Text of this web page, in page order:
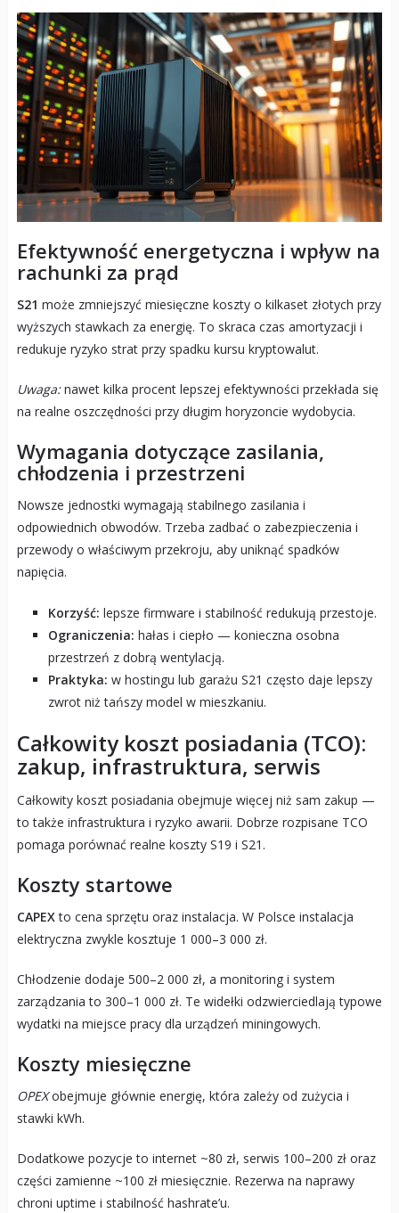
Efektywność energetyczna i wpływ na
rachunki za prąd
S21 może zmniejszyć miesięczne koszty o kilkaset złotych przy
wyższych stawkach za energię. To skraca czas amortyzacji i
redukuje ryzyko strat przy spadku kursu kryptowalut.
Uwaga:nawet kilka procent lepszej efektywności przekłada się
na realne oszczędności przy długim horyzoncie wydobycia.
Wymagania dotyczące zasilania,
chłodzenia i przestrzeni
Nowsze jednostki wymagają stabilnego zasilania i
odpowiednich obwodów. Trzeba zadbać o zabezpieczenia i
przewody o właściwym przekroju, aby uniknąć spadków
napięcia.
Korzyść: lepsze firmware i stabilność redukują przestoje.
Ograniczenia: hałas i ciepło — konieczna osobna
przestrzeń z dobrą wentylacją.
Praktyka: w hostingu lub garażu S21 często daje lepszy
zwrot niż tańszy model w mieszkaniu.
Całkowity koszt posiadania (TCO):
zakup, infrastruktura, serwis
Całkowity koszt posiadania obejmuje więcej niż sam zakup —
to także infrastruktura i ryzyko awarii. Dobrze rozpisane TCO
pomaga porównać realne koszty S19 i S21.
Koszty startowe
CAPEXto cena sprzętu oraz instalacja. W Polsce instalacja
elektryczna zwykle kosztuje 1 000–3 000 zł.
Chłodzenie dodaje 500–2 000 zł, a monitoring i system
zarządzania to 300–1 000 zł. Te widełki odzwierciedlają typowe
wydatki na miejsce pracy dla urządzeń miningowych.
Koszty miesięczne
OPEXobejmuje głównie energię, która zależy od zużycia i
stawki kWh.
Dodatkowe pozycje to internet ~80 zł, serwis 100–200 zł oraz
części zamienne ~100 zł miesięcznie. Rezerwa na naprawy
chroni uptime i stabilność hashrate’u.